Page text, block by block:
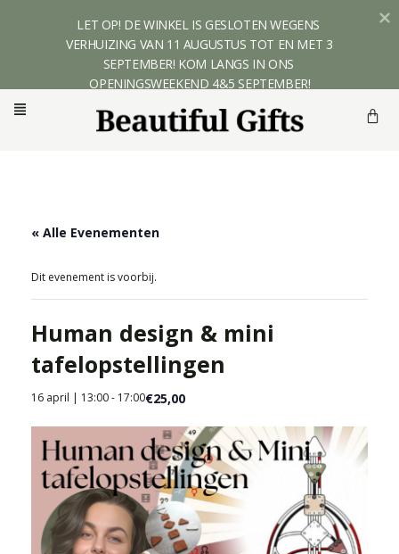
« Alle Evenementen
Dit evenement is voorbij.
Human design & mini
tafelopstellingen
16 april | 13:00- 17:00€25,00
LET OP! DE WINKEL IS GESLOTEN WEGENS
VERHUIZING VAN 11 AUGUSTUS TOT EN MET 3
SEPTEMBER! KOM LANGS IN ONS
OPENINGSWEEKEND 4&5 SEPTEMBER!